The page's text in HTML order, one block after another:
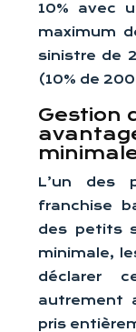
10% avec
maximum
sinistre de
(10% de
Gestion
L’un des
franchise
des petits
minimale,
déclarer
autrement
pris